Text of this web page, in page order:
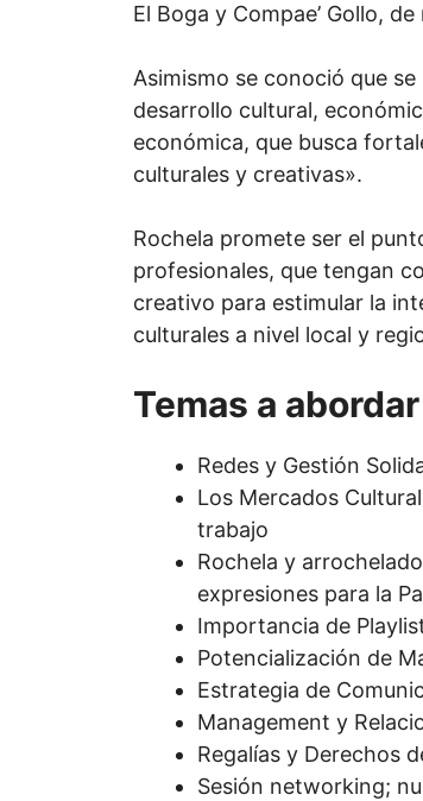
El Boga y Compae’ Gollo,
Asimismo se conoció que
desarrollo cultural,
económica, que busca
culturales y creativas».
Rochela promete ser el
profesionales, que tengan
creativo para estimular la
culturales a nivel local y
Temas a
Redes y Gestión
Los Mercados
trabajo
Rochela y
expresiones para la
Importancia de
Potencialización de
Estrategia de
Management y
Regalías y Derechos
Sesión networking;